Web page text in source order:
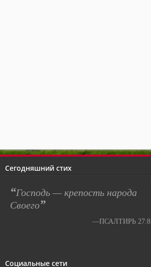
Сегодняшний стих
“Господь — крепость народа
Своего”
—ПСАЛТИРЬ 27:8
Социальные сети